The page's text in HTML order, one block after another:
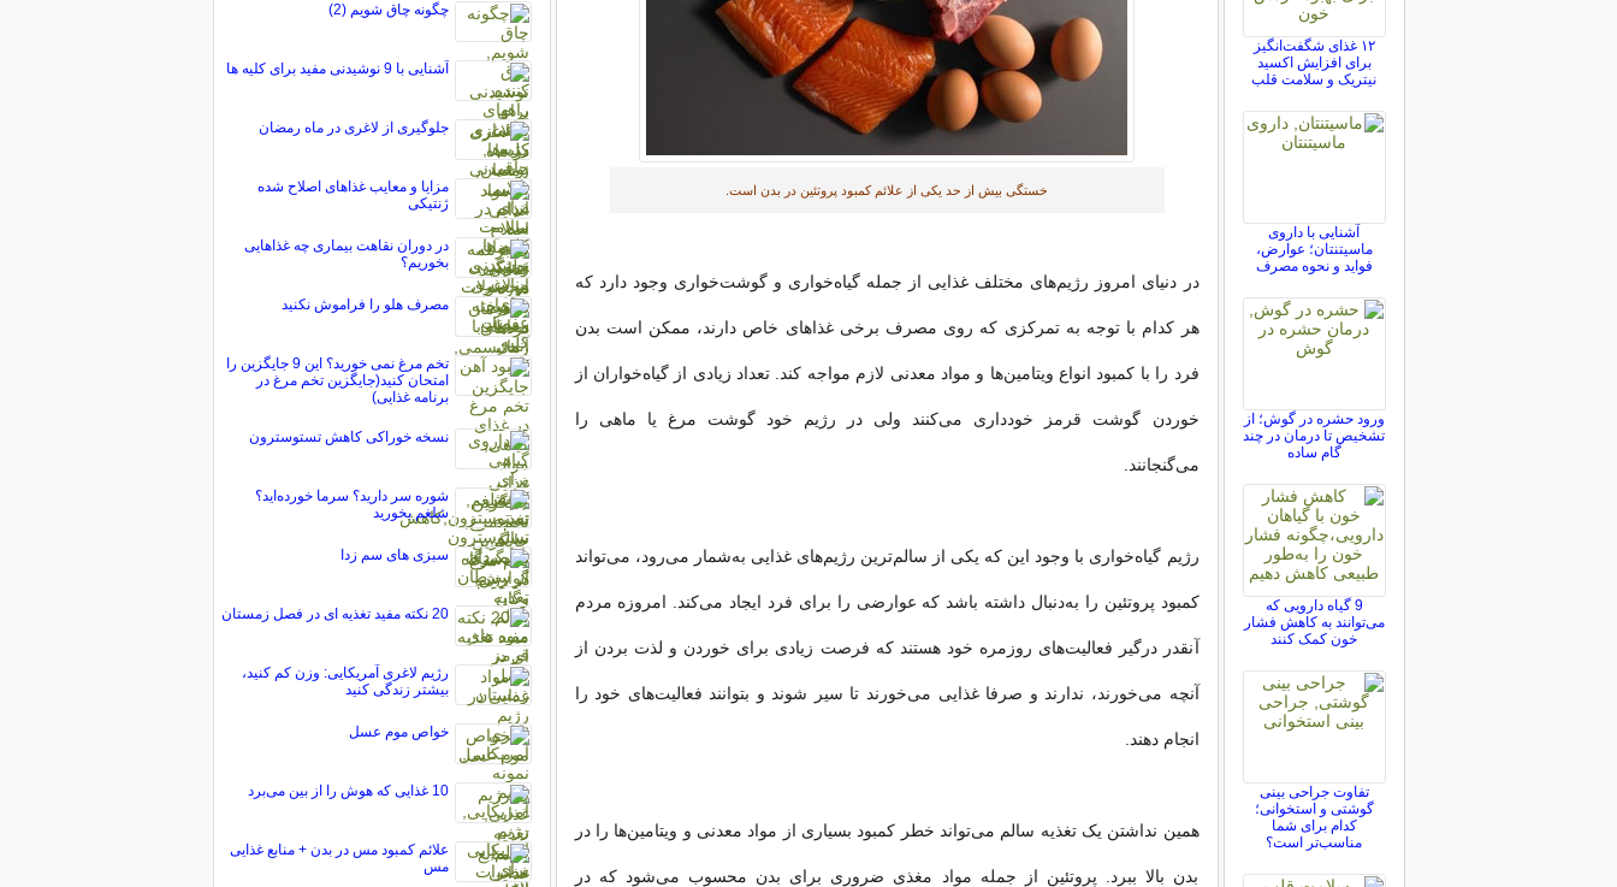
خستگی بیش از حد یکی از علائم کمبود پروتئین در بدن است.
در دنیای امروز رژیم‌های مختلف غذایی از جمله گیاه‌خواری و گوشت‌خواری وجود دارد که
هر کدام با توجه به تمرکزی که روی مصرف برخی غذاهای خاص دارند، ممکن است بدن
فرد را با کمبود انواع ویتامین‌ها و مواد معدنی لازم مواجه کند. تعداد زیادی از گیاه‌خواران از
خوردن گوشت قرمز خودداری می‌کنند ولی در رژیم خود گوشت مرغ یا ماهی را
می‌گنجانند.
رژیم گیاه‌خواری با وجود این که یکی از سالم‌ترین رژیم‌های غذایی به‌شمار می‌رود، می‌تواند
کمبود پروتئین را به‌دنبال داشته باشد که عوارضی را برای فرد ایجاد می‌کند. امروزه مردم
آنقدر درگیر فعالیت‌های روزمره خود هستند که فرصت زیادی برای خوردن و لذت بردن از
آنچه می‌خورند، ندارند و صرفا غذایی می‌خورند تا سیر شوند و بتوانند فعالیت‌های خود را
انجام دهند.
همین نداشتن یک تغذیه سالم می‌تواند خطر کمبود بسیاری از مواد معدنی و ویتامین‌ها را در
بدن بالا ببرد. پروتئین از جمله مواد مغذی ضروری برای بدن محسوب می‌شود که در
۱۲ غذای شگفت‌انگیز
برای افزایش اکسید
نیتریک و سلامت قلب
آشنایی با داروی
ماسیتنتان؛ عوارض،
فواید و نحوه مصرف
ورود حشره در گوش؛ از
تشخیص تا درمان در چند
گام ساده
9 گیاه دارویی که
می‌توانند به کاهش فشار
خون کمک کنند
تفاوت جراحی بینی
گوشتی و استخوانی؛
کدام برای شما
مناسب‌تر است؟
چگونه چاق شویم (2)
آشنایی با 9 نوشیدنی مفید برای کلیه ها
جلوگیری از لاغری در ماه رمضان
مزایا و معایب غذاهای اصلاح شده
ژنتیکی
در دوران نقاهت بیماری چه غذاهایی
بخوریم؟
مصرف هلو را فراموش نکنید
تخم مرغ نمی خورید؟ این 9 جایگزین را
امتحان کنید(جایگزین تخم مرغ در
برنامه غذایی)
نسخه خوراکی کاهش تستوسترون
شوره سر دارید؟ سرما خورده‌اید؟
شلغم بخورید
سبزی های سم زدا
20 نکته مفید تغذیه ای در فصل زمستان
رژیم لاغری آمریکایی: وزن کم کنید،
بیشتر زندگی کنید
خواص موم عسل
10 غذایی که هوش را از بین می‌برد
علائم کمبود مس در بدن + منابع غذایی
مس